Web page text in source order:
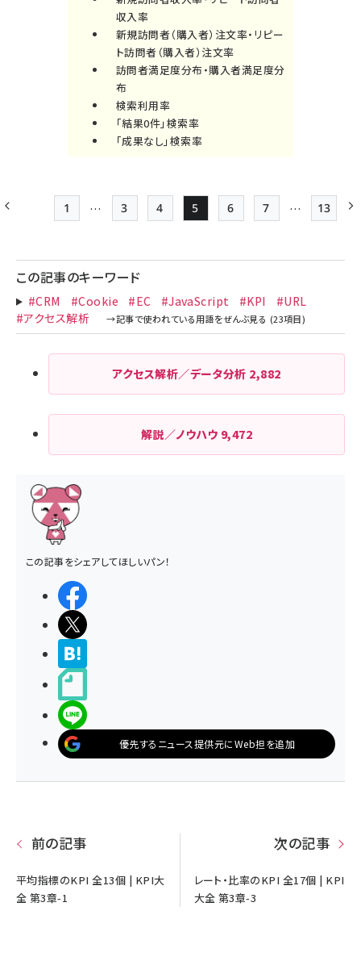
収入率
新規訪問者（購入者）注文率・リピー
ト訪問者（購入者）注文率
訪問者満足度分布・購入者満足度分
布
検索利用率
「結果0件」検索率
「成果なし」検索率
送
り
前ページ 先頭ページ
1 …
Page
3
Page
4
Page
5
Page
6
Page
7 …
最終ペ
13
この記事のキーワード
#CRM #Cookie #EC #JavaScript #KPI
#URL
#アクセス解析
アクセス解析／データ分析 2,882
解説／ノウハウ 9,472
この記事をシェアしてほしいパン！
優先するニュース提供元にWeb担を追加
前の記事
平均指標のKPI 全13個 | KPI大
全 第3章-1
次の記事
レート・比率のKPI 全17個 | KPI
大全 第3章-3